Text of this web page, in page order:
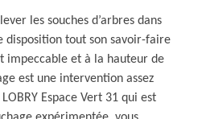
les souches d’arbres dans
disposition tout son savoir-faire
impeccable et à la hauteur de
est une intervention assez
Espace Vert 31 qui est